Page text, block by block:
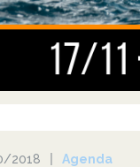
2018 Agenda